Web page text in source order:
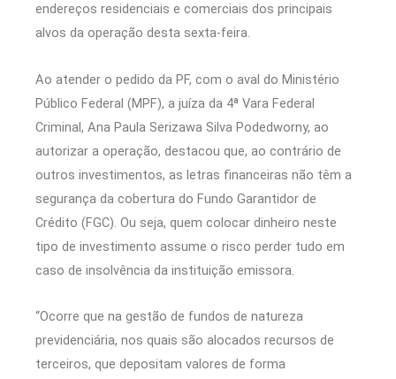
endereços residenciais e comerciais dos principais
alvos da operação desta sexta-feira.
Ao atender o pedido da PF, com o aval do Ministério
Público Federal (MPF), a juíza da 4ª Vara Federal
Criminal, Ana Paula Serizawa Silva Podedworny, ao
autorizar a operação, destacou que, ao contrário de
outros investimentos, as letras financeiras não têm a
segurança da cobertura do Fundo Garantidor de
Crédito (FGC). Ou seja, quem colocar dinheiro neste
tipo de investimento assume o risco perder tudo em
caso de insolvência da instituição emissora.
“Ocorre que na gestão de fundos de natureza
previdenciária, nos quais são alocados recursos de
terceiros, que depositam valores de forma